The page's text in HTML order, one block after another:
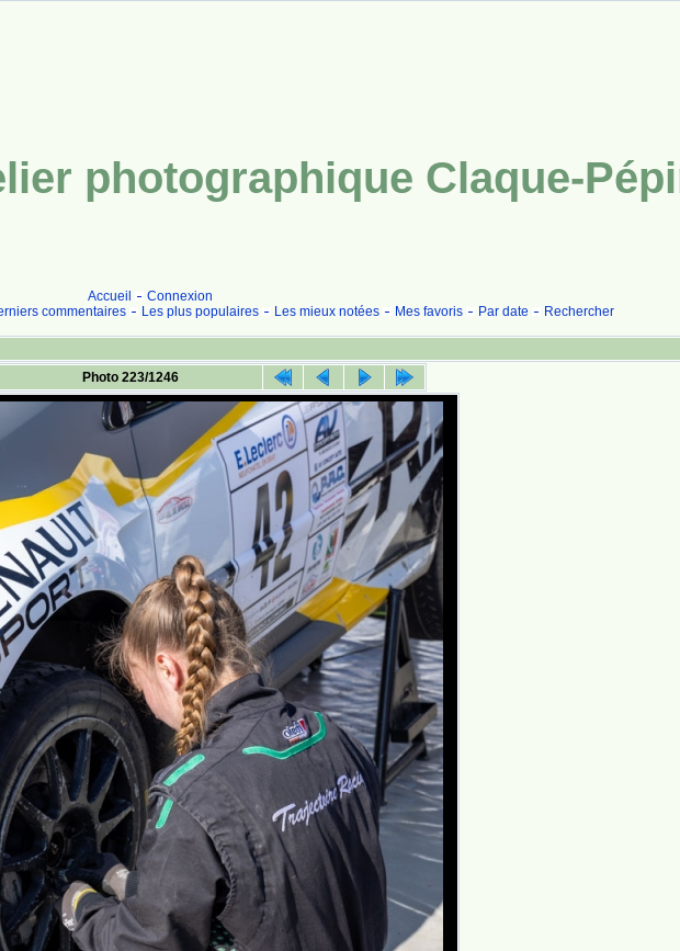
photographique Claque-
Accueil
Connexion
commentaires Les plus populaires Les mieux notées Mes favoris Par date Rechercher
Photo 223/1246